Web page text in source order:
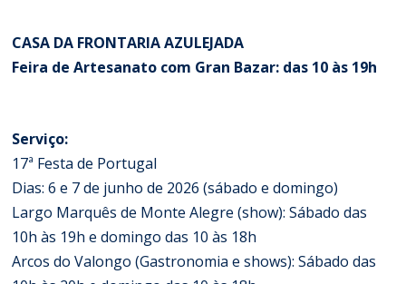
CASA DA FRONTARIA AZULEJADA
Feira de Artesanato com Gran Bazar: das 10 às 19h
Serviço:
17ª Festa de Portugal
Dias: 6 e 7 de junho de 2026 (sábado e domingo)
Largo Marquês de Monte Alegre (show): Sábado das
10h às 19h e domingo das 10 às 18h
Arcos do Valongo (Gastronomia e shows): Sábado das